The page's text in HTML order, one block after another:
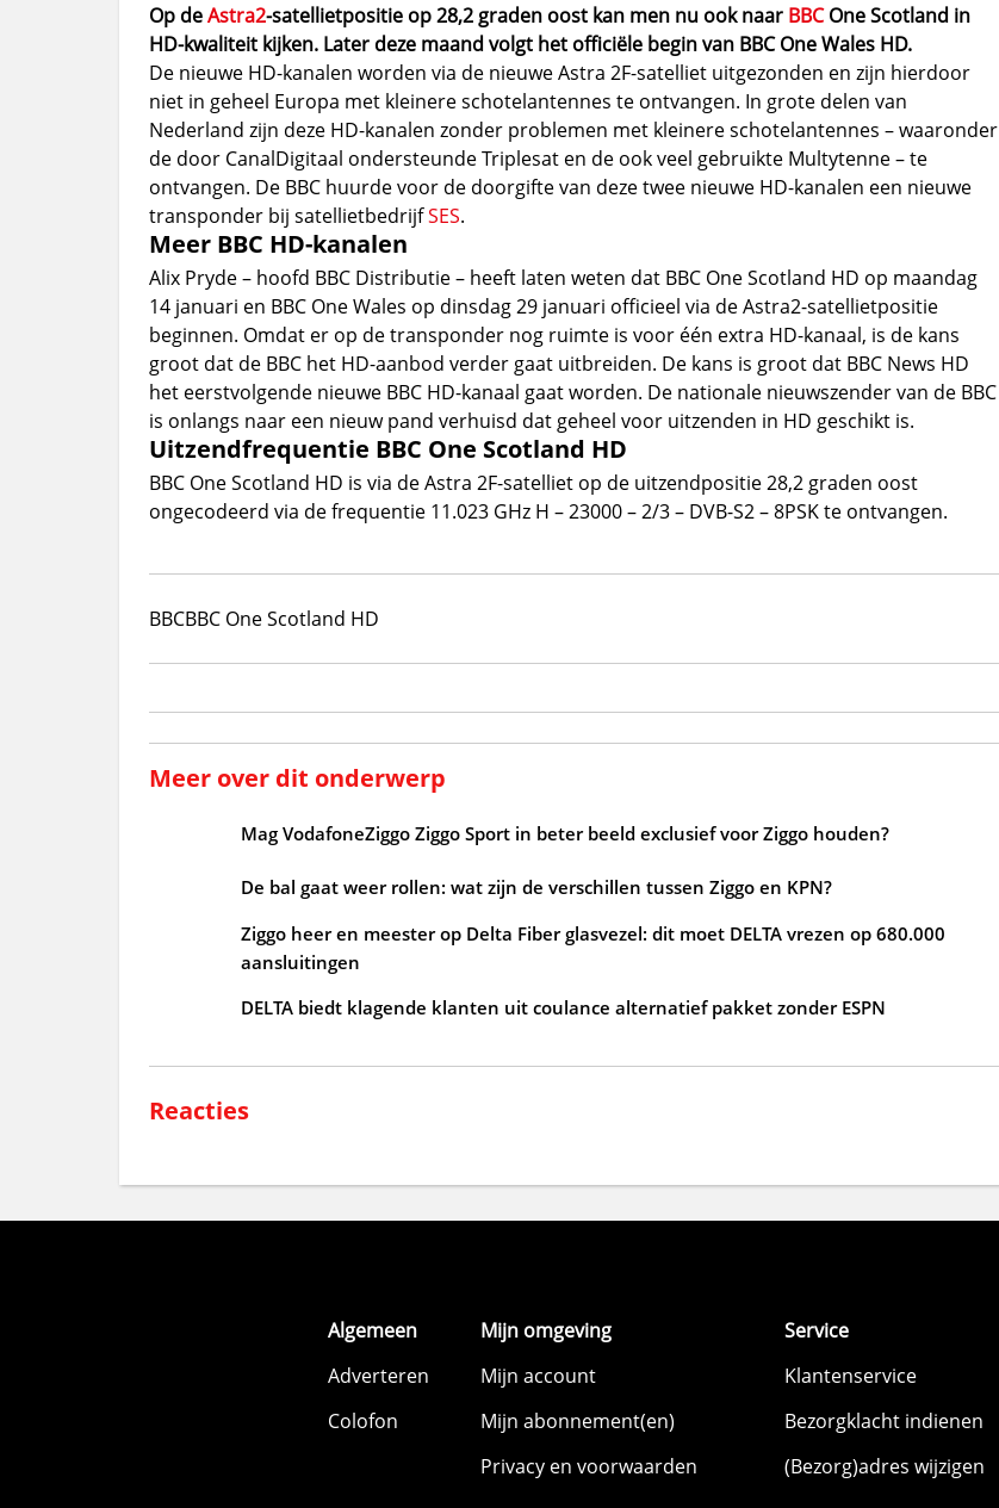
Op deAstra2-satellietpositie op 28,2 graden oost kan men nu ook naar BBCOne Scotland in
HD-kwaliteit kijken. Later deze maand volgt het officiële begin van BBC One Wales HD.
De nieuwe HD-kanalen worden via de nieuwe Astra 2F-satelliet uitgezonden en zijn hierdoor
niet in geheel Europa met kleinere schotelantennes te ontvangen. In grote delen van
Nederland zijn deze HD-kanalen zonder problemen met kleinere schotelantennes – waaronder
de door CanalDigitaal ondersteunde Triplesat en de ook veel gebruikte Multytenne – te
ontvangen. De BBC huurde voor de doorgifte van deze twee nieuwe HD-kanalen een nieuwe
transponder bij satellietbedrijfSES.
Meer BBC HD-kanalen
Alix Pryde – hoofd BBC Distributie – heeft laten weten dat BBC One Scotland HD op maandag
14 januari en BBC One Wales op dinsdag 29 januari officieel via de Astra2-satellietpositie
beginnen. Omdat er op de transponder nog ruimte is voor één extra HD-kanaal, is de kans
groot dat de BBC het HD-aanbod verder gaat uitbreiden. De kans is groot dat BBC News HD
het eerstvolgende nieuwe BBC HD-kanaal gaat worden. De nationale nieuwszender van de BBC
is onlangs naar een nieuw pand verhuisd dat geheel voor uitzenden in HD geschikt is.
Uitzendfrequentie BBC One Scotland HD
BBC One Scotland HD is via de Astra 2F-satelliet op de uitzendpositie 28,2 graden oost
ongecodeerd via de frequentie 11.023 GHz H – 23000 – 2/3 – DVB-S2 – 8PSK te ontvangen.
BBCBBC One Scotland HD
Meer over dit onderwerp
Mag VodafoneZiggo Ziggo Sport in beter beeld exclusief voor Ziggo houden?
De bal gaat weer rollen: wat zijn de verschillen tussen Ziggo en KPN?
Ziggo heer en meester op Delta Fiber glasvezel: dit moet DELTA vrezen op 680.000
aansluitingen
DELTA biedt klagende klanten uit coulance alternatief pakket zonder ESPN
Reacties
Algemeen
Adverteren
Colofon
Mijn omgeving
Mijn account
Mijn abonnement(en)
Privacy en voorwaarden
Service
Klantenservice
Bezorgklacht indienen
(Bezorg)adres wijzigen